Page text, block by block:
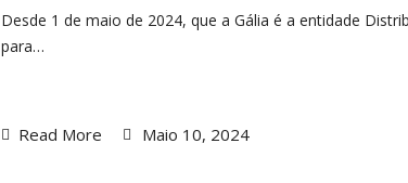
Desde 1 de maio de 2024, que a Gália é a entidade
para…
Read More Maio 10, 2024